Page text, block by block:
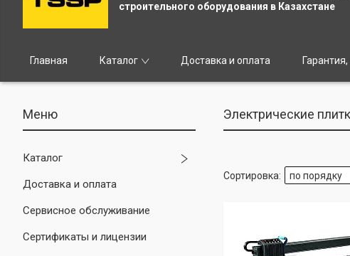
строительного оборудования в Казахстане
Главная Каталог Доставка и оплата
Каталог
Доставка и оплата
Сервисное обслуживание
Сертификаты и лицензии
Электрические